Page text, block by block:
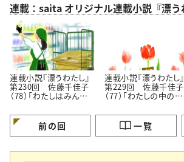
連載：saita オリジナル連載小説『漂う
連載小説『漂うわたし』
第230回 佐藤千佳子
（78）「わたしはみんな
連載小説『漂うわたし』
第229回 佐藤千佳子
（77）「わたしの中の認
前の回 一覧